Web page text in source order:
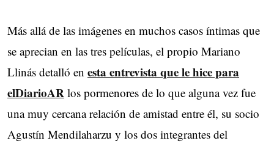
Más allá de las imágenes en muchos casos íntimas que
se aprecian en las tres películas, el propio Mariano
Llinás detalló en esta entrevista que le hice para
elDiarioAR los pormenores de lo que alguna vez fue
una muy cercana relación de amistad entre él, su socio
Agustín Mendilaharzu y los dos integrantes del